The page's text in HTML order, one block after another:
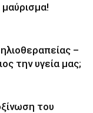
–
την υγεία μας;
του